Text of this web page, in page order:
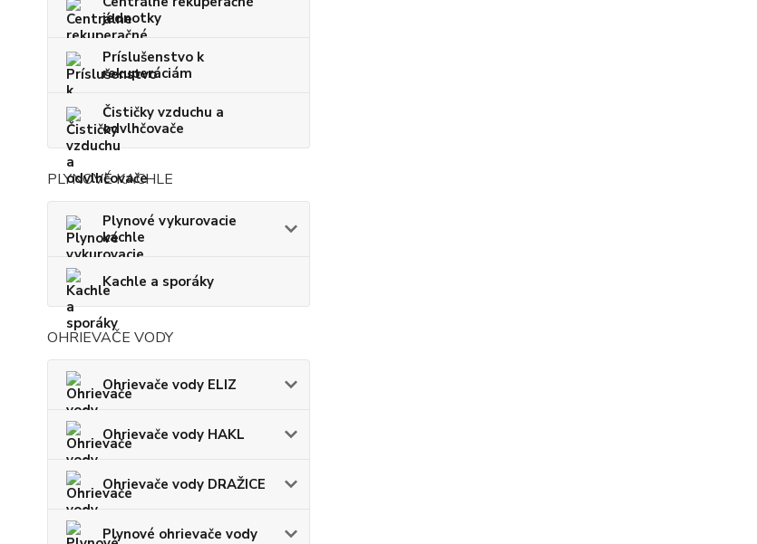
jednotky
Príslušenstvo k
rekuperáciám
Čističky vzduchu a
odvlhčovače
PLYNOVÉ KACHLE
Plynové vykurovacie
kachle
Kachle a sporáky
OHRIEVAČE VODY
Ohrievače vody ELIZ
Ohrievače vody HAKL
Ohrievače vody DRAŽICE
Plynové ohrievače vody